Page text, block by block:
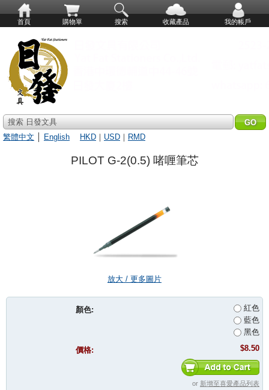
首頁 購物單 搜索 收藏產品 我的帳戶
搜索 日發文具
繁體中文
English HKD ｜ USD ｜ RMD
PILOT G-2(0.5) 啫喱筆芯
放大 / 更多圖片
顏色:
紅色
藍色
黑色
價格:
$8.50
or 新增至喜愛產品列表